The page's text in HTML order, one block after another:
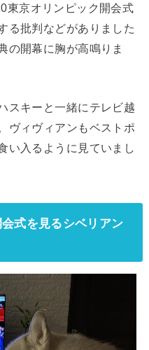
東京オリンピック開会式
る批判などがありました
の開幕に胸が高鳴りま
スキーと一緒にテレビ越
ヴィヴィアンもベストポ
い入るように見ていまし
式を見るシベリアン